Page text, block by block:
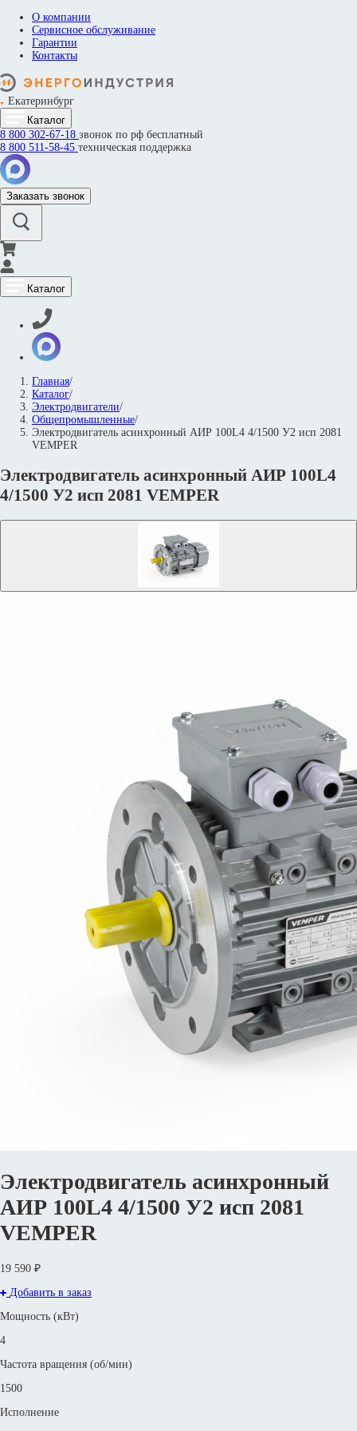
О компании
Сервисное обслуживание
Гарантии
Контакты
Екатеринбург
Каталог
8 800 302-67-18 звонок по рф бесплатный
8 800 511-58-45 техническая поддержка
Заказать звонок
Каталог
Главная/
Каталог/
Электродвигатели/
Общепромышленные/
Электродвигатель асинхронный АИР 100L4 4/1500 У2 исп 2081
VEMPER
Электродвигатель асинхронный АИР 100L4
4/1500 У2 исп 2081 VEMPER
Электродвигатель асинхронный
АИР 100L4 4/1500 У2 исп 2081
VEMPER
19 590 ₽
Добавить в заказ
Мощность (кВт)
4
Частота вращения (об/мин)
1500
Исполнение